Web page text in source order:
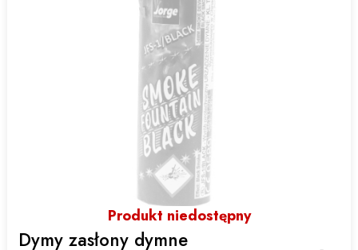
Produkt niedostępny
Dymy zasłony dymne